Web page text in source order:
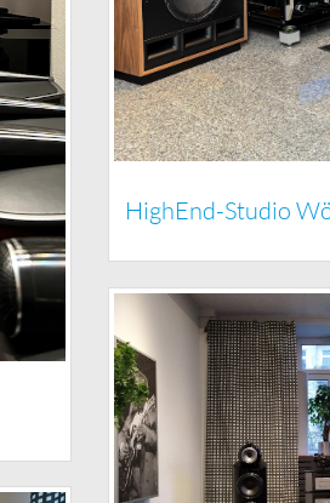
HighEnd-Studio